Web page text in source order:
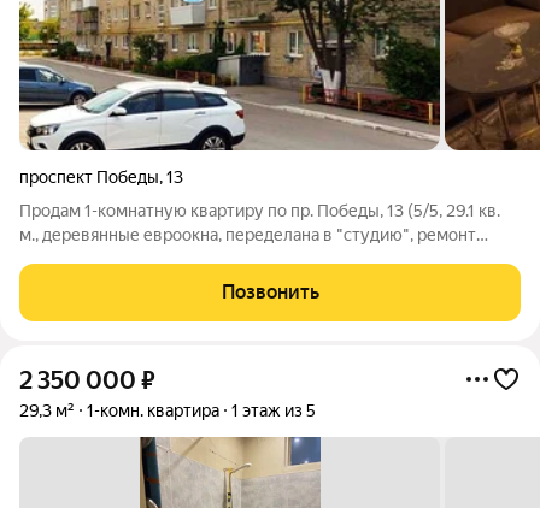
проспект Победы,13
Продам 1-комнатную квартиру по пр. Победы, 13 (5/5, 29.1 кв.
м., деревянные евроокна, переделана в "студию", ремонт
совмещённый сан. узел в кафеле, железная дверь, домофон,
кирпичный дом) -
Позвонить
2 350 000 ₽
29,3 м² 1-комн. квартира 1 этаж из 5